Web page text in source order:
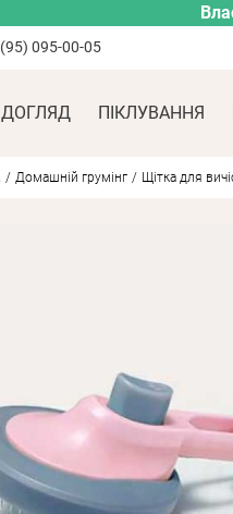
095-00-05
ДОГЛЯД ПІКЛУВАННЯ
Домашній грумінг Щітка для